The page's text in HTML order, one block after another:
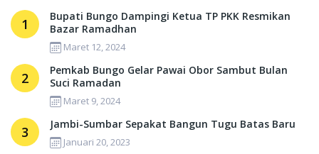
1
Bupati Bungo Dampingi Ketua TP PKK Resmikan
Bazar Ramadhan
Maret 12, 2024
2
Pemkab Bungo Gelar Pawai Obor Sambut Bulan
Suci Ramadan
Maret 9, 2024
3 Jambi-Sumbar Sepakat Bangun Tugu Batas Baru
Januari 20, 2023